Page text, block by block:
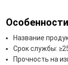
Название
Срок службы:
Прочность на